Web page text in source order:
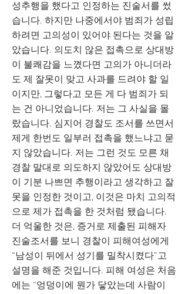
성추행을 했다고 인정하는 진술서를 썼
습니다. 하지만 나중에서야 범죄가 성립
하려면 고의성이 있어야 된다는 것을 알
았습니다. 의도치 않은 접촉으로 상대방
이 불쾌감을 느꼈다면 고의가 아니더라
도 제 잘못이 맞고 사과를 드려야 할 일
이지만, 그렇다고 모든 게 다 범죄가 되
는 건 아니었습니다. 저는 그 사실을 몰
랐습니다. 심지어 경찰도 조서를 쓰면서
제게 한번도 일부러 접촉을 했느냐고 묻
지 않았습니다. 저는 그런 것도 모른 채
경찰 말대로 의도하지 않았어도 상대방
이 기분 나쁘면 추행이라고 생각하고 잘
못을 인정한 것이고, 이것은 마치 고의적
으로 제가 접촉을 한 것처럼 됐습니다.
더 억울한 것은, 증거로 제출된 피해자
진술조서를 보니 경찰이 피해여성에게
“남성이 뒤에서 성기를 밀착시켰다”고
설명을 해준 것입니다. 피해 여성은 처음
에는 “엉덩이에 뭔가 닿았는데 사람이